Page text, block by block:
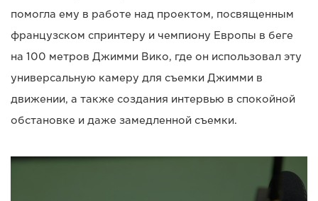
помогла ему в работе над проектом, посвященным
французском спринтеру и чемпиону Европы в беге
на 100 метров Джимми Вико, где он использовал эту
универсальную камеру для съемки Джимми в
движении, а также создания интервью в спокойной
обстановке и даже замедленной съемки.